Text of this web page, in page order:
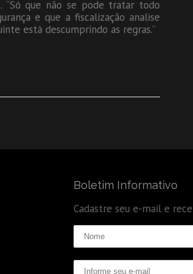
“Só que não se pode tratar todo
e que a fiscalização analise
está descumprindo as regras.”
Boletim Informativo
Cadastre seu e-mail e